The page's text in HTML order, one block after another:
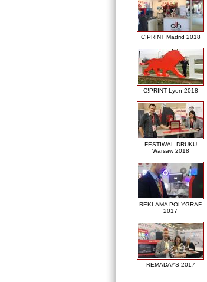
C!PRINT Madrid 2018
C!PRINT Lyon 2018
FESTIWAL DRUKU
Warsaw 2018
REKLAMA POLYGRAF
2017
REMADAYS 2017